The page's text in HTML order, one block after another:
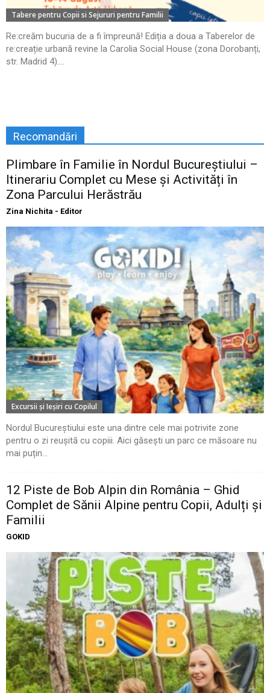
Tabere pentru Copii si Sejururi pentru Familii
Re:creăm bucuria de a fi împreună! Ediția a doua a Taberelor de
re:creație urbană revine la Carolia Social House (zona Dorobanți,
str. Madrid 4)....
Recomandări
Plimbare în Familie în Nordul Bucureștiului –
Itinerariu Complet cu Mese și Activități în
Zona Parcului Herăstrău
Zina Nichita - Editor
Excursii şi Ieşiri cu Copilul
Nordul Bucureștiului este una dintre cele mai potrivite zone
pentru o zi reușită cu copiii. Aici găsești un parc ce măsoare nu
mai puțin...
12 Piste de Bob Alpin din România – Ghid
Complet de Sănii Alpine pentru Copii, Adulți și
Familii
GOKID